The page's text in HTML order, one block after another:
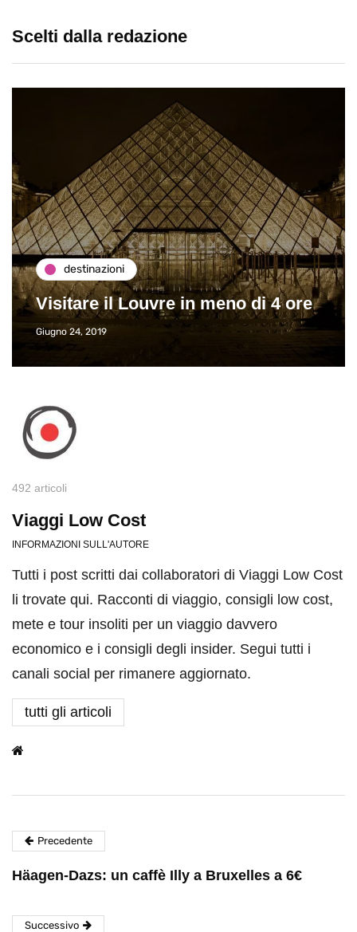
Scelti dalla redazione
destinazioni
Visitare il Louvre in meno di 4 ore
Giugno 24, 2019
492 articoli
Viaggi Low Cost
INFORMAZIONI SULL'AUTORE
Tutti i post scritti dai collaboratori di Viaggi Low Cost
li trovate qui. Racconti di viaggio, consigli low cost,
mete e tour insoliti per un viaggio davvero
economico e i consigli degli insider. Segui tutti i
canali social per rimanere aggiornato.
tutti gli articoli
Precedente
Häagen-Dazs: un caffè Illy a Bruxelles a 6€
Successivo